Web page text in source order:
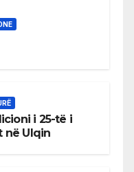
i 25-të i
në Ulqin